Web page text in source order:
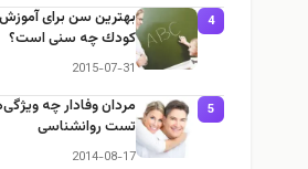
بهترین سن برای آموزش زبان دوم به
كودك چه سنی است؟
2015-07-31
مردان وفادار چه ویژگی‌هایی دارند؟ +
تست روانشناسی
2014-08-17